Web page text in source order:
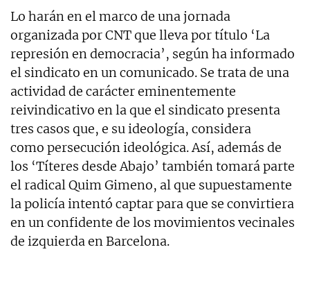
Lo harán en el marco de una jornada
organizada por CNT que lleva por título ‘La
represión en democracia’, según ha informado
el sindicato en un comunicado. Se trata de una
actividad de carácter eminentemente
reivindicativo en la que el sindicato presenta
tres casos que, e su ideología, considera
como persecución ideológica. Así, además de
los ‘Títeres desde Abajo’ también tomará parte
el radical Quim Gimeno, al que supuestamente
la policía intentó captar para que se convirtiera
en un confidente de los movimientos vecinales
de izquierda en Barcelona.